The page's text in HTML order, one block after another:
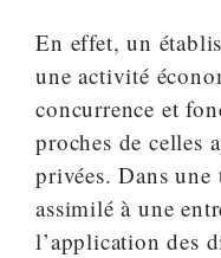
En effet, un
une activité
concurrence et
proches de celles
privées. Dans
assimilé à une
l’application des